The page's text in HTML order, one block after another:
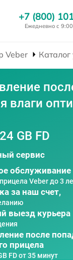
+7 (800)
Ежедневно с
Veber Каталог
влаги
GB FD
сервис
обслуживание
Veber до 3
за наш счет,
выезд курьера
после
прицела
FD от 35 минут